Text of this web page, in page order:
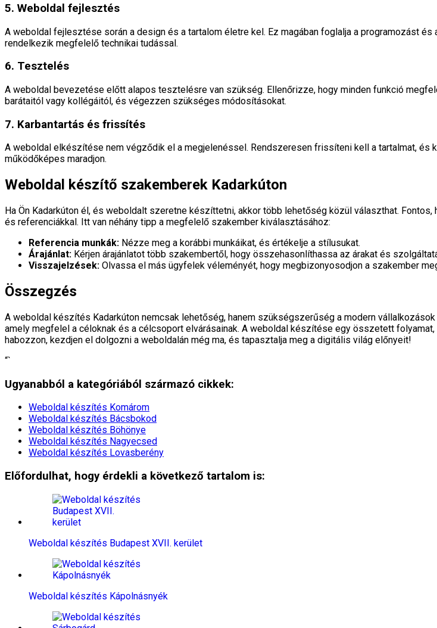
5. Weboldal fejlesztés
A weboldal fejlesztése során a design és a tartalom életre kel. Ez magában foglalja a programozást
rendelkezik megfelelő technikai tudással.
6. Tesztelés
A weboldal bevezetése előtt alapos tesztelésre van szükség. Ellenőrizze, hogy minden funkció
barátaitól vagy kollégáitól, és végezzen szükséges módosításokat.
7. Karbantartás és frissítés
A weboldal elkészítése nem végződik el a megjelenéssel. Rendszeresen frissíteni kell a tartalmat, és
működőképes maradjon.
Weboldal készítő szakemberek Kadarkúton
Ha Ön Kadarkúton él, és weboldalt szeretne készíttetni, akkor több lehetőség közül választhat.
és referenciákkal. Itt van néhány tipp a megfelelő szakember kiválasztásához:
Referencia munkák: Nézze meg a korábbi munkáikat, és értékelje a stílusukat.
Árajánlat: Kérjen árajánlatot több szakembertől, hogy összehasonlíthassa az árakat és
Visszajelzések: Olvassa el más ügyfelek véleményét, hogy megbizonyosodjon a szakember
Összegzés
A weboldal készítés Kadarkúton nemcsak lehetőség, hanem szükségszerűség a modern
amely megfelel a céloknak és a célcsoport elvárásainak. A weboldal készítése egy összetett
habozzon, kezdjen el dolgozni a weboldalán még ma, és tapasztalja meg a digitális világ előnyeit!
“`
Ugyanabból a kategóriából származó cikkek:
Weboldal készítés​ Komárom
Weboldal készítés​ Bácsbokod
Weboldal készítés​ Böhönye
Weboldal készítés​ Nagyecsed
Weboldal készítés​ Lovasberény
Előfordulhat, hogy érdekli a következő tartalom is:
Weboldal készítés​ Budapest XVII. kerület
Weboldal készítés​ Kápolnásnyék